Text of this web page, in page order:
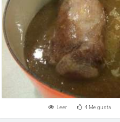
Leer 4 Me gusta